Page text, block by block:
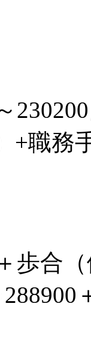
+職務
歩合